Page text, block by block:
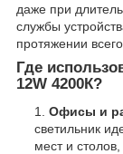
даже при
службы
протяжении
Где
12W 4200К?
Офисы и
светильник
мест и